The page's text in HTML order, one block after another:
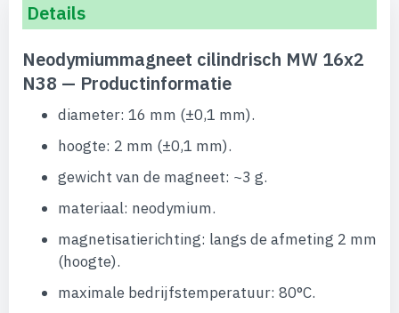
Details
Neodymiummagneet cilindrisch MW 16x2
N38 — Productinformatie
diameter: 16 mm (±0,1 mm).
hoogte: 2 mm (±0,1 mm).
gewicht van de magneet: ~3 g.
materiaal: neodymium.
magnetisatierichting: langs de afmeting 2 mm
(hoogte).
maximale bedrijfstemperatuur: 80°C.